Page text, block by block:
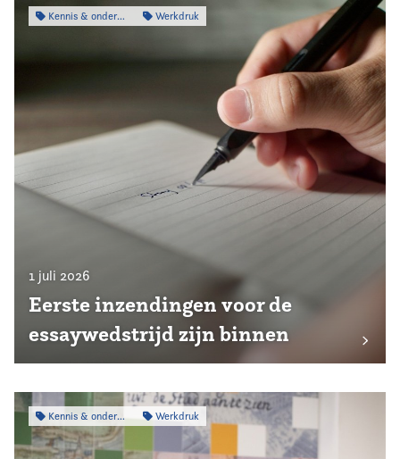
Kennis & onderzoek Werkdruk
1 juli 2026
Eerste inzendingen voor de
essaywedstrijd zijn binnen
Kennis & onderzoek Werkdruk